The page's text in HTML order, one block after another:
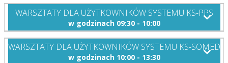
WARSZTATY DLA UŻYTKOWNIKÓW SYSTEMU KS-PPS
w godzinach 09:30 - 10:00
WARSZTATY DLA UŻYTKOWNIKÓW SYSTEMU KS-SOMED
w godzinach 10:00 - 13:30